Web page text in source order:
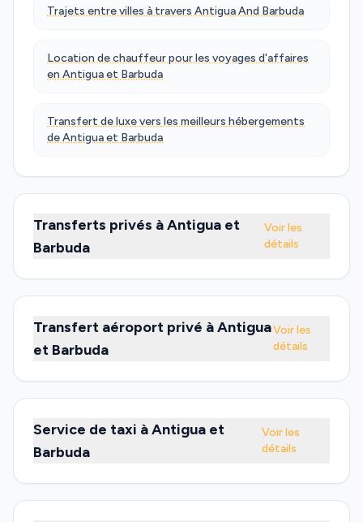
Trajets entre villes à travers Antigua And Barbuda
Location de chauffeur pour les voyages d'affaires
en Antigua et Barbuda
Transfert de luxe vers les meilleurs hébergements
de Antigua et Barbuda
Transferts privés à Antigua et
Barbuda
Voir les
détails
Transfert aéroport privé à Antigua
et Barbuda
Voir les
détails
Service de taxi à Antigua et
Barbuda
Voir les
détails